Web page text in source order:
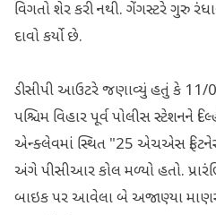
વિગતો શેર કરી નથી. ગેંગસ્ટરે ગુરુ
દાવો કર્યો છે.
ડીસીપી આઉટરે જણાવ્યું હતું કે 11/
પશ્ચિમ વિહાર પૂર્વ પોલીસ સ્ટેશનને
એન્ક્લેવમાં સ્થિત "25 એચએસ
અંગે પીસીઆર કોલ મળ્યો હતો.
બાઇક પર આવેલા બે અજાણ્યા